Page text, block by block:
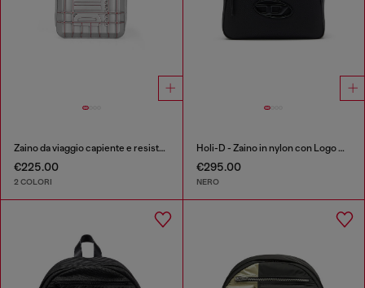
Zaino da viaggio capiente e resistente
€225.00
2 COLORI
Holi-D - Zaino in nylon con Logo Oval D
€295.00
NERO